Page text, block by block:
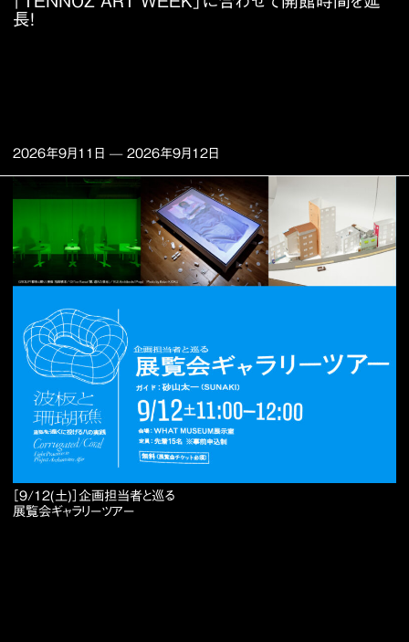
長！
2026年9月11日 — 2026年9月12日
［9/12(土)］企画担当者と巡る
展覧会ギャラリーツアー